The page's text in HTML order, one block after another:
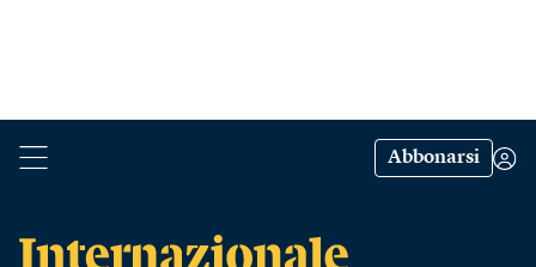
Abbonarsi